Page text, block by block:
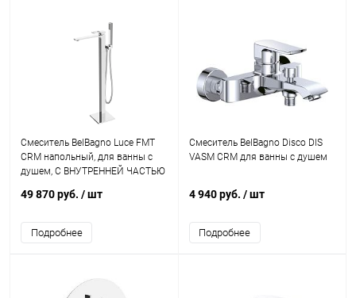
Смеситель BelBagno Luce FMT
CRM напольный, для ванны с
душем, С ВНУТРЕННЕЙ ЧАСТЬЮ
49 870 руб. / шт
Подробнее
Смеситель BelBagno Disco DIS
VASM CRM для ванны с душем
4 940 руб. / шт
Подробнее